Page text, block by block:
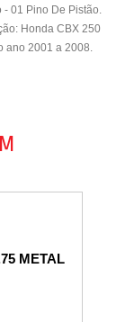
- 01 Pino De Pistão.
Honda CBX 250
ano 2001 a 2008.
METAL